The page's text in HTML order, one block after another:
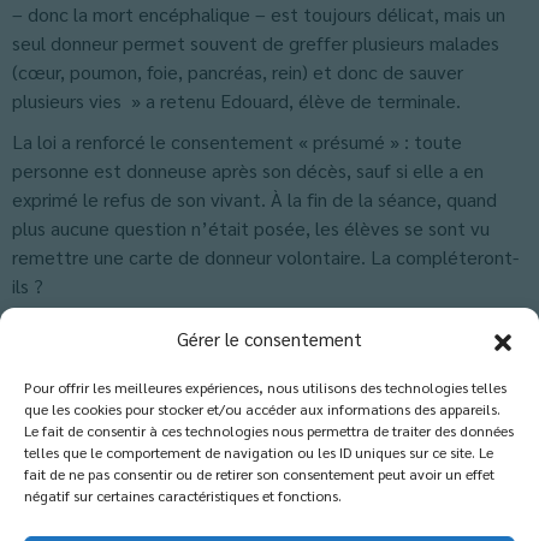
Gérer le consentement
Pour offrir les meilleures expériences, nous utilisons des technologies telles
que les cookies pour stocker et/ou accéder aux informations des appareils.
Le fait de consentir à ces technologies nous permettra de traiter des données
telles que le comportement de navigation ou les ID uniques sur ce site. Le
fait de ne pas consentir ou de retirer son consentement peut avoir un effet
négatif sur certaines caractéristiques et fonctions.
– donc la mort encéphalique – est toujours délicat, mais un
seul donneur permet souvent de greffer plusieurs malades
(cœur, poumon, foie, pancréas, rein) et donc de sauver
plusieurs vies » a retenu Edouard, élève de terminale.
La loi a renforcé le consentement « présumé » : toute
personne est donneuse après son décès, sauf si elle a en
exprimé le refus de son vivant. À la fin de la séance, quand
plus aucune question n’était posée, les élèves se sont vu
remettre une carte de donneur volontaire. La compléteront-
ils ?
Les commentaires sont fermés.